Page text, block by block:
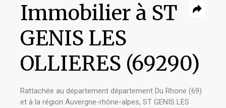
Immobilier à ST
GENIS LES
OLLIERES (69290)
Rattachée au département département Du Rhone (69)
et à la région Auvergne-rhône-alpes, ST GENIS LES